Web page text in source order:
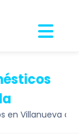
en Villanueva de